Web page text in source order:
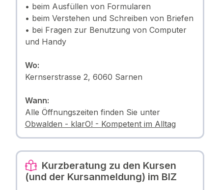
• beim Ausfüllen von Formularen
• beim Verstehen und Schreiben von Briefen
• bei Fragen zur Benutzung von Computer
und Handy
Wo:
Kernserstrasse 2, 6060 Sarnen
Wann:
Alle Öffnungszeiten finden Sie unter
Obwalden - klarO! - Kompetent im Alltag
Kurzberatung zu den Kursen
(und der Kursanmeldung) im BIZ